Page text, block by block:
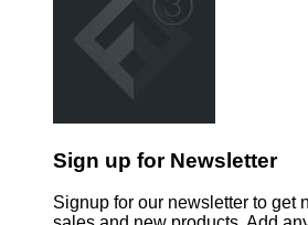
Sign up for Newsletter
Signup for our newsletter to get